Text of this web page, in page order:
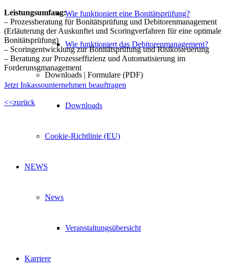
Wie funktioniert eine Bonitätsprüfung?
Wie funktioniert das Debitorenmanagement?
Downloads | Formulare (PDF)
Downloads
Cookie-Richtlinie (EU)
NEWS
News
Veranstaltungsübersicht
Karriere
Leistungsumfang:
– Prozessberatung für Bonitätsprüfung und Debitorenmanagement
(Erläuterung der Auskunftei und Scoringverfahren für eine optimale
Bonitätsprüfung)
– Scoringentwicklung zur Bonitätsprüfung und Risikosteuerung
– Beratung zur Prozesseffizienz und Automatisierung im
Forderunsgmanagement
Jetzt Inkassounternehmen beauftragen
<<zurück